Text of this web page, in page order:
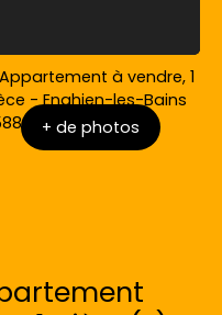
+ de photos